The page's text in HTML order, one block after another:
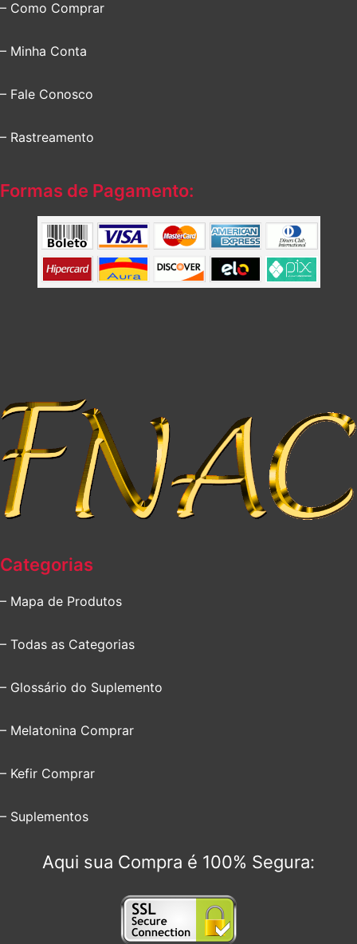
– Como Comprar
– Minha Conta
– Fale Conosco
– Rastreamento
Formas de Pagamento:
Categorias
– Mapa de Produtos
– Todas as Categorias
– Glossário do Suplemento
– Melatonina Comprar
– Kefir Comprar
– Suplementos
Aqui sua Compra é 100% Segura: